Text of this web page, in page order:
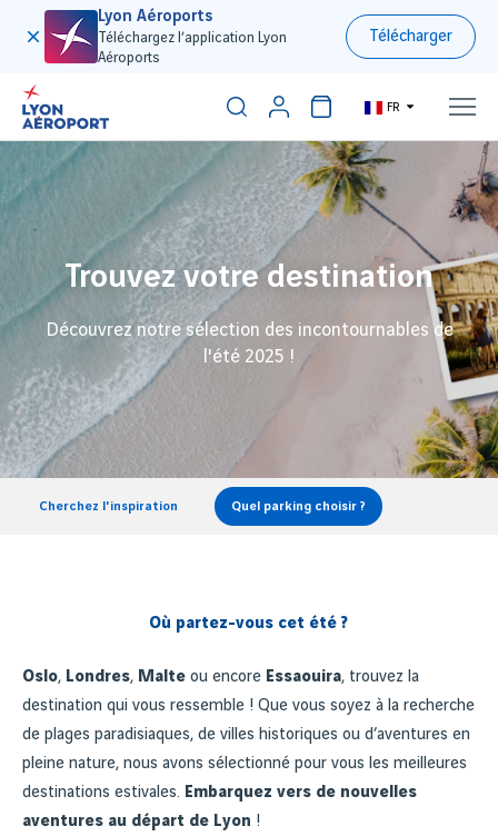
Lyon Aéroports
Téléchargez l’application Lyon
Aéroports
Télécharger
FR
Trouvez votre destination
Découvrez notre sélection des incontournables de
l'été 2025 !
Cherchez l'inspiration Quel parking choisir ?
Où partez-vous cet été ?
Oslo, Londres, Malte ou encore Essaouira, trouvez la
destination qui vous ressemble ! Que vous soyez à la recherche
de plages paradisiaques, de villes historiques ou d’aventures en
pleine nature, nous avons sélectionné pour vous les meilleures
destinations estivales. Embarquez vers de nouvelles
aventures au départ de Lyon !